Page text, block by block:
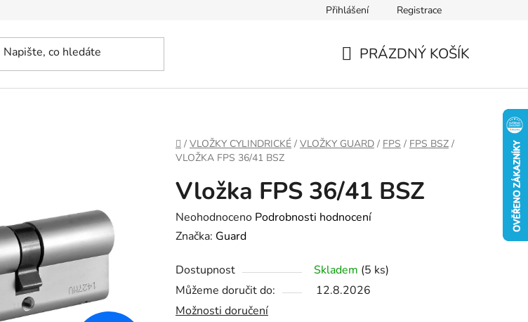
Přihlášení Registrace
PRÁZDNÝ KOŠÍK
DOMŮ
/ VLOŽKY CYLINDRICKÉ / VLOŽKY GUARD / FPS / FPS BSZ /
VLOŽKA FPS 36/41 BSZ
Vložka FPS 36/41 BSZ
Průměrné
hodnocení
je
0,0
z
Neohodnoceno Podrobnosti hodnocení
Značka: Guard
Dostupnost Skladem (5 ks)
Můžeme doručit do:
12.8.2026
Možnosti doručení